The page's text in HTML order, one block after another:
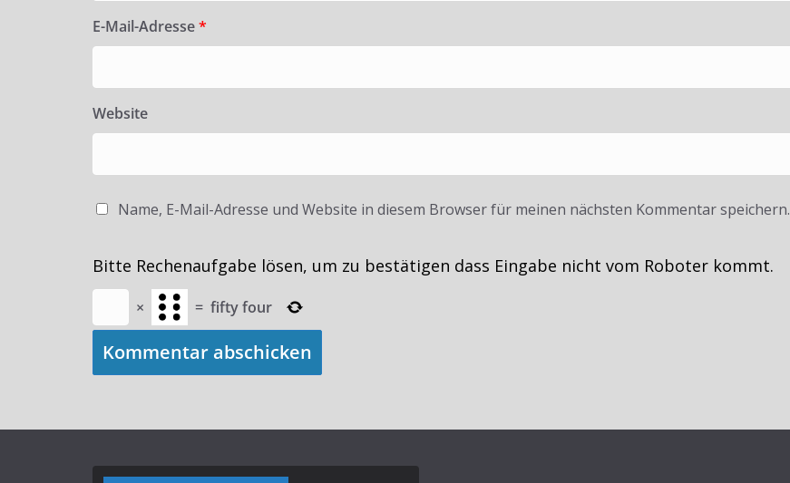
E-Mail-Adresse*
Website
Name, E-Mail-Adresse und Website in diesem Browser für meinen nächsten Kommentar speichern.
Bitte Rechenaufgabe lösen, um zu bestätigen dass Eingabe nicht vom Roboter kommt.
× = fifty four